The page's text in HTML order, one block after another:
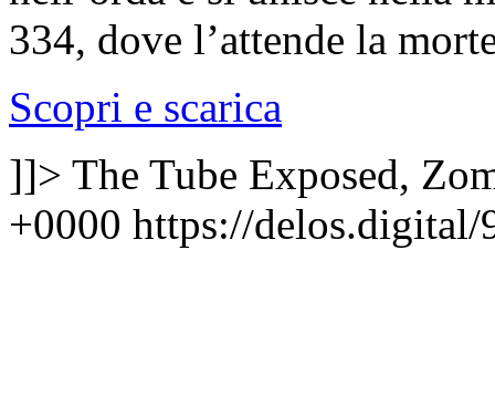
334, dove l’attende la
Scopri e scarica
]]> The Tube Exposed,
+0000 https://